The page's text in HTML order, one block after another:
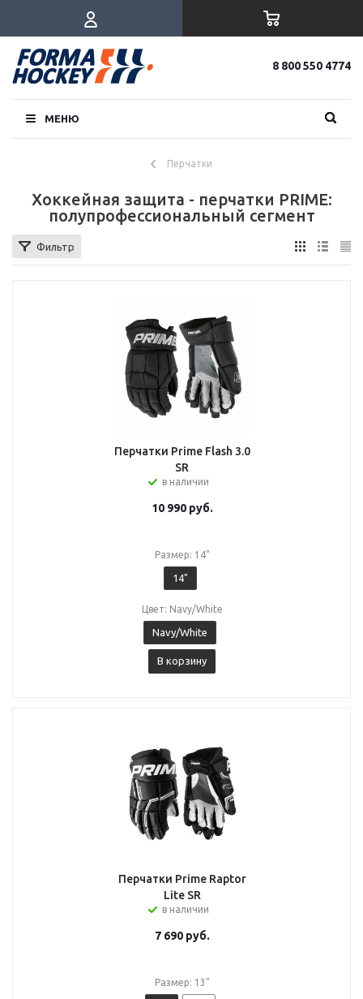
8 800 550 4774
МЕНЮ
Перчатки
Хоккейная защита - перчатки PRIME:
полупрофессиональный сегмент
Фильтр
Перчатки Prime Flash 3.0
SR
в наличии
10 990руб.
Размер: 14"
14"
Цвет: Navy/White
Navy/White
В корзину
Перчатки Prime Raptor
Lite SR
в наличии
7 690руб.
Размер: 13"